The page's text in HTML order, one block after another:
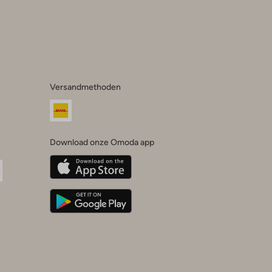
Versandmethoden
Download onze Omoda app